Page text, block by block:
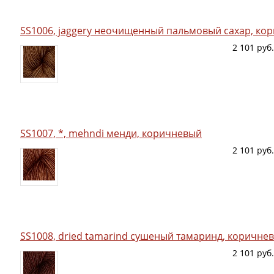
SS1006, jaggery неочищенный пальмовый сахар,
2 101 руб.
SS1007, *, mehndi менди, коричневый
2 101 руб.
SS1008, dried tamarind сушеный тамаринд,
2 101 руб.